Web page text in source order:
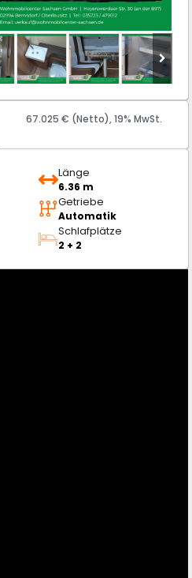
67.025 € (Netto), 19% MwSt.
Länge
6.36 m
Getriebe
Automatik
Schlafplätze
2 + 2